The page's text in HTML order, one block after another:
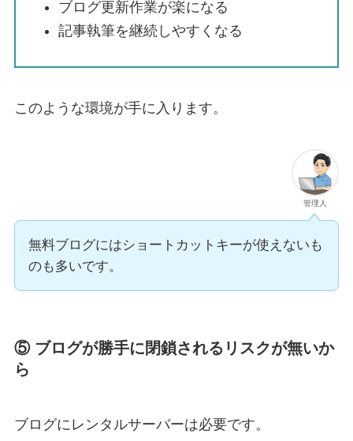
ブログ更新作業が楽になる
記事執筆を継続しやすくなる
このような環境が手に入ります。
管理人
無料ブログにはショートカットキーが使えないも
のも多いです。
⑤ ブログが勝手に閉鎖されるリスクが無いか
ら
ブログにレンタルサーバーは必要です。